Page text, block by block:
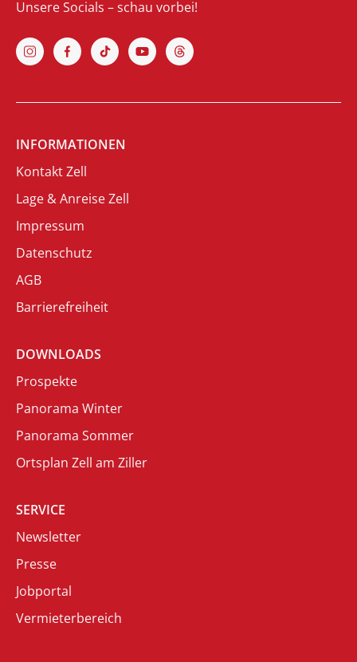
Unsere Socials – schau vorbei!
INFORMATIONEN
Kontakt Zell
Lage & Anreise Zell
Impressum
Datenschutz
AGB
Barrierefreiheit
DOWNLOADS
Prospekte
Panorama Winter
Panorama Sommer
Ortsplan Zell am Ziller
SERVICE
Newsletter
Presse
Jobportal
Vermieterbereich